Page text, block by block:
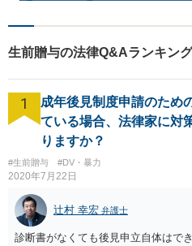
生前贈与の法律Q&Aランキング
1
成年後見制度申請のため
ている場合、法律家に対
りますか？
#生前贈与 #DV・暴力
2020年7月22日
辻村 幸宏 弁護士
診断書がなくても後見申立自体はで